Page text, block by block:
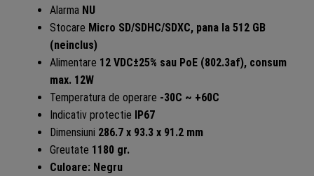
Alarma NU
Stocare Micro SD/SDHC/SDXC, pana la 512 GB
(neinclus)
Alimentare 12 VDC±25% sau PoE (802.3af), consum
max. 12W
Temperatura de operare -30C ~ +60C
Indicativ protectie IP67
Dimensiuni 286.7 x 93.3 x 91.2 mm
Greutate 1180 gr.
Culoare: Negru